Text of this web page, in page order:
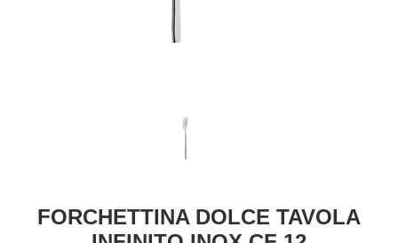
FORCHETTINA DOLCE TAVOLA